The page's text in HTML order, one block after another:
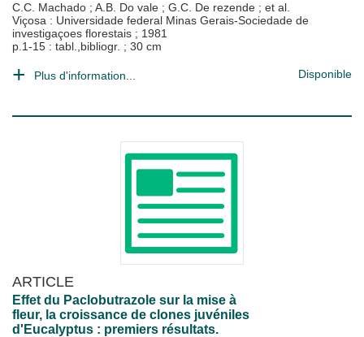
C.C. Machado ; A.B. Do vale ; G.C. De rezende ; et al.
Viçosa : Universidade federal Minas Gerais-Sociedade de
investigaçoes florestais ; 1981
p.1-15 : tabl.,bibliogr. ; 30 cm
Plus d'information... Disponible
ARTICLE
Effet du Paclobutrazole sur la mise à
fleur, la croissance de clones juvéniles
d'Eucalyptus : premiers résultats.